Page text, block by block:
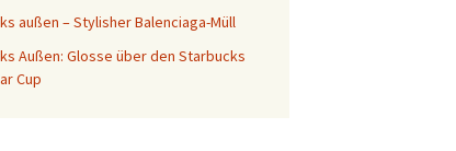
außen – Stylisher Balenciaga-Müll
Außen: Glosse über den Starbucks
Cup